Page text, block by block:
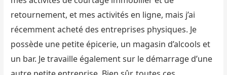
retournement, et mes activités en ligne, mais j’ai
récemment acheté des entreprises physiques. Je
possède une petite épicerie, un magasin d’alcools et
un bar. Je travaille également sur le démarrage d’une